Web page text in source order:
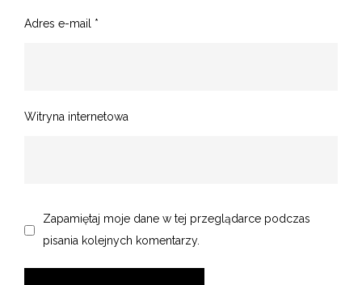
Adres e-mail *
Witryna internetowa
Zapamiętaj moje dane w tej przeglądarce podczas
pisania kolejnych komentarzy.